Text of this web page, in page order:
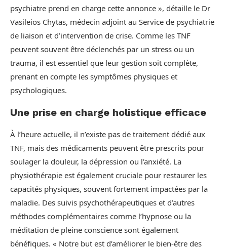
psychiatre prend en charge cette annonce », détaille le Dr
Vasileios Chytas, médecin adjoint au Service de psychiatrie
de liaison et d’intervention de crise. Comme les TNF
peuvent souvent être déclenchés par un stress ou un
trauma, il est essentiel que leur gestion soit complète,
prenant en compte les symptômes physiques et
psychologiques.
Une prise en charge holistique efficace
À l’heure actuelle, il n’existe pas de traitement dédié aux
TNF, mais des médicaments peuvent être prescrits pour
soulager la douleur, la dépression ou l’anxiété. La
physiothérapie est également cruciale pour restaurer les
capacités physiques, souvent fortement impactées par la
maladie. Des suivis psychothérapeutiques et d’autres
méthodes complémentaires comme l’hypnose ou la
méditation de pleine conscience sont également
bénéfiques. « Notre but est d’améliorer le bien-être des